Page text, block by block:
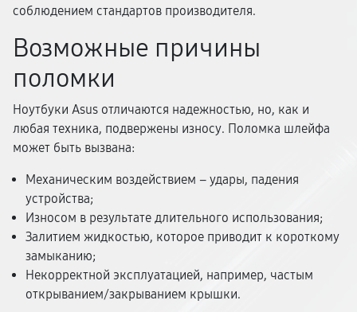
соблюдением стандартов производителя.
Возможные причины
поломки
Ноутбуки Asus отличаются надежностью, но, как и
любая техника, подвержены износу. Поломка шлейфа
может быть вызвана:
Механическим воздействием – удары, падения
устройства;
Износом в результате длительного использования;
Залитием жидкостью, которое приводит к короткому
замыканию;
Некорректной эксплуатацией, например, частым
открыванием/закрыванием крышки.